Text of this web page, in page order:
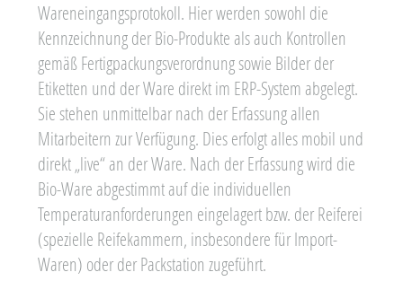
Wareneingangsprotokoll. Hier werden sowohl die
Kennzeichnung der Bio-Produkte als auch Kontrollen
gemäß Fertigpackungsverordnung sowie Bilder der
Etiketten und der Ware direkt im ERP-System abgelegt.
Sie stehen unmittelbar nach der Erfassung allen
Mitarbeitern zur Verfügung. Dies erfolgt alles mobil und
direkt „live“ an der Ware. Nach der Erfassung wird die
Bio-Ware abgestimmt auf die individuellen
Temperaturanforderungen eingelagert bzw. der Reiferei
(spezielle Reifekammern, insbesondere für Import-
Waren) oder der Packstation zugeführt.